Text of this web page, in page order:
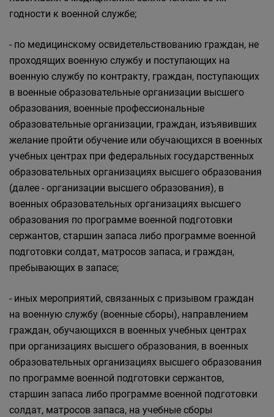
годности к военной службе;
- по медицинскому освидетельствованию граждан, не
проходящих военную службу и поступающих на
военную службу по контракту, граждан, поступающих
в военные образовательные организации высшего
образования, военные профессиональные
образовательные организации, граждан, изъявивших
желание пройти обучение или обучающихся в военных
учебных центрах при федеральных государственных
образовательных организациях высшего образования
(далее - организации высшего образования), в
военных образовательных организациях высшего
образования по программе военной подготовки
сержантов, старшин запаса либо программе военной
подготовки солдат, матросов запаса, и граждан,
пребывающих в запасе;
- иных мероприятий, связанных с призывом граждан
на военную службу (военные сборы), направлением
граждан, обучающихся в военных учебных центрах
при организациях высшего образования, в военных
образовательных организациях высшего образования
по программе военной подготовки сержантов,
старшин запаса либо программе военной подготовки
солдат, матросов запаса, на учебные сборы